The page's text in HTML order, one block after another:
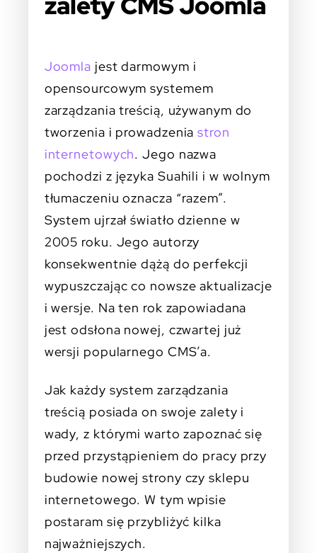
Joomla jest darmowym i
opensourcowym systemem
zarządzania treścią, używanym do
tworzenia i prowadzeniastron
internetowych. Jego nazwa
pochodzi z języka Suahili i w wolnym
tłumaczeniu oznacza “razem”.
System ujrzał światło dzienne w
2005 roku. Jego autorzy
konsekwentnie dążą do perfekcji
wypuszczając co nowsze aktualizacje
i wersje. Na ten rok zapowiadana
jest odsłona nowej, czwartej już
wersji popularnego CMS’a.
Jak każdy system zarządzania
treścią posiada on swoje zalety i
wady, z którymi warto zapoznać się
przed przystąpieniem do pracy przy
budowie nowej strony czy sklepu
internetowego. W tym wpisie
postaram się przybliżyć kilka
najważniejszych.